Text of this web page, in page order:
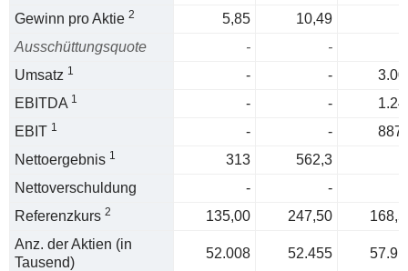
Gewinn pro Aktie 2 5,85
10,49
Ausschüttungsquote
-
-
Umsatz 1 - -
EBITDA 1 - -
EBIT 1 - -
Nettoergebnis 1 313
562,3
Nettoverschuldung
-
-
Referenzkurs 2 135,00 247,50
Anz. der Aktien (in
Tausend)
52.008 52.455